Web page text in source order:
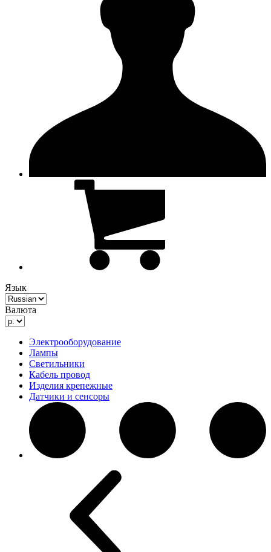
Язык
Валюта
Электрооборудование
Лампы
Светильники
Кабель провод
Изделия крепежные
Датчики и сенсоры